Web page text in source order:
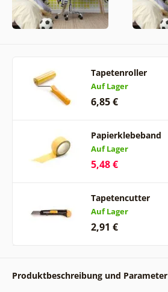
Tapetenroller
Auf Lager
6,85 €
Papierklebeband
Auf Lager
5,48 €
Tapetencutter
Auf Lager
2,91 €
Produktbeschreibung und Parameter